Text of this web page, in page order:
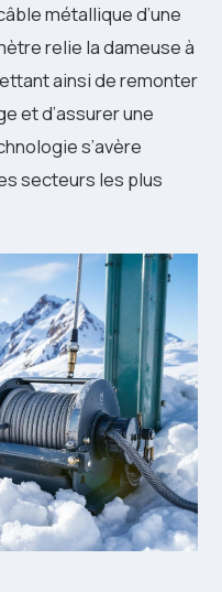
métallique d’une
relie la dameuse à
ainsi de remonter
et d’assurer une
s’avère
secteurs les plus